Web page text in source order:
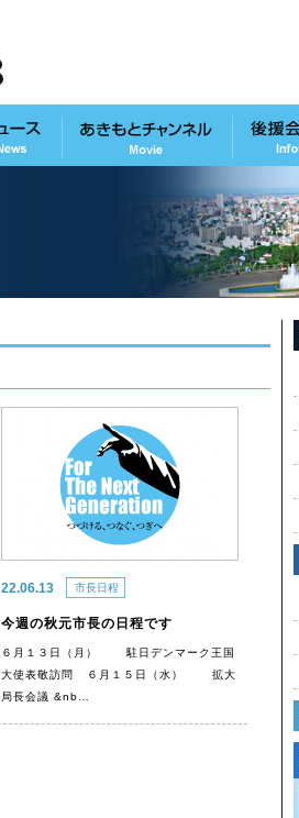
22.06.13 市長日程
今週の秋元市長の日程です
６月１３日（月） 駐日デンマーク王国
大使表敬訪問 ６月１５日（水） 拡大
局長会議 &nb…